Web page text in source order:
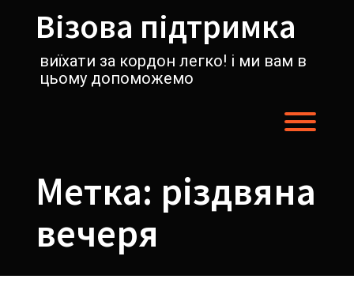
содержимомуВізова підтримка
виїхати за кордон легко! і ми вам в
цьому допоможемо
Метка: різдвяна
вечеря